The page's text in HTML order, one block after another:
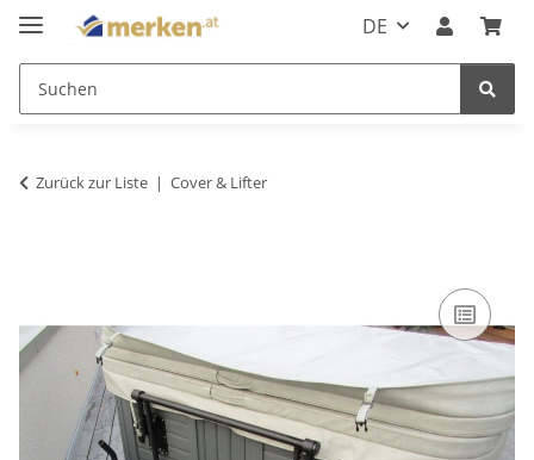
DE
Zurück zur Liste Cover & Lifter